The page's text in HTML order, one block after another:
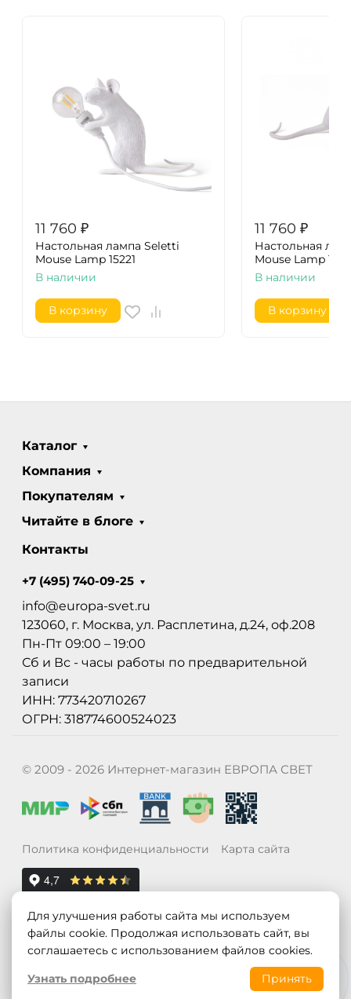
11 760 ₽
Настольная лампа Seletti
Mouse Lamp 15221
В наличии
В корзину
11 760 ₽
Настольная
Mouse Lamp
В наличии
В корзину
Каталог
Компания
Покупателям
Читайте в блоге
Контакты
+7 (495) 740-09-25
info@europa-svet.ru
123060, г. Москва, ул. Расплетина, д.24, оф.208
Пн-Пт 09:00 – 19:00
Сб и Вс - часы работы по предварительной
записи
ИНН: 773420710267
ОГРН: 318774600524023
© 2009 - 2026 Интернет-магазин ЕВРОПА СВЕТ
Политика конфиденциальности Карта сайта
Для улучшения работы сайта мы используем
файлы cookie. Продолжая использовать сайт, вы
соглашаетесь с использованием файлов cookies.
Узнать подробнее
Принять